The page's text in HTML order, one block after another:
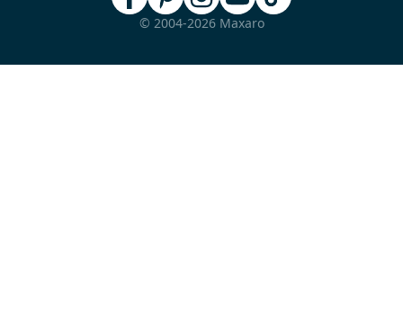
© 2004-2026 Maxaro